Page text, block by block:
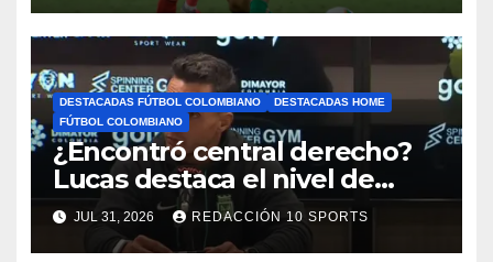
DESTACADAS FÚTBOL COLOMBIANO
DESTACADAS HOME
FÚTBOL COLOMBIANO
¿Encontró central derecho?
Lucas destaca el nivel de
Néider Parra
JUL 31, 2026 REDACCIÓN 10 SPORTS